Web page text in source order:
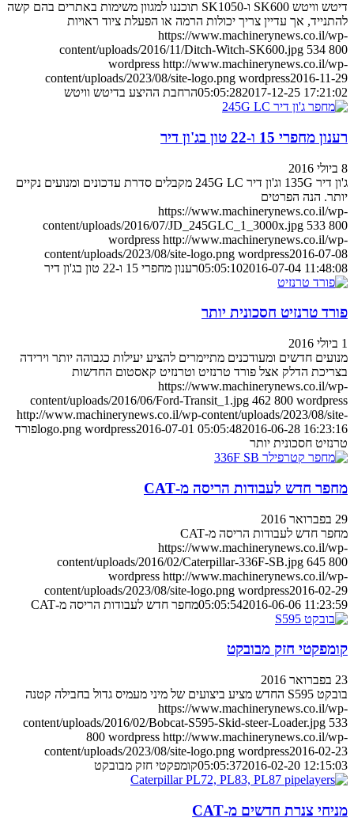
דיטש וויטש SK600 ו-SK1050 תוכננו למגוון משימות באתרים בהם קשה
להתנייד, אך עדיין צריך יכולות הרמה או הפעלת ציוד ראויות
https://www.machinerynews.co.il/wp-
content/uploads/2016/11/Ditch-Witch-SK600.jpg 534 800
wordpress http://www.machinerynews.co.il/wp-
content/uploads/2023/08/site-logo.png wordpress2016-11-29
05:05:282017-12-25 17:21:02 הרחבת ההיצע בדיטש וויטש
רענון מחפרי 15 ו-22 טון בג'ון דיר
8 ביולי 2016
ג'ון דיר 135G וג'ון דיר 245G LC מקבלים סדרת עדכונים ומנועים נקיים
יותר. הנה הפרטים
https://www.machinerynews.co.il/wp-
content/uploads/2016/07/JD_245GLC_1_3000x.jpg 533 800
wordpress http://www.machinerynews.co.il/wp-
content/uploads/2023/08/site-logo.png wordpress2016-07-08
05:05:102016-07-04 11:48:08 רענון מחפרי 15 ו-22 טון בג'ון דיר
פורד טרנזיט חסכונית יותר
1 ביולי 2016
מנועים חדשים ומעודכנים מתיימרים להציע יעילות כגבוהה יותר וירידה
בצריכת הדלק אצל פורד טרנזיט וטרנזיט קאסטום החדשות
https://www.machinerynews.co.il/wp-
content/uploads/2016/06/Ford-Transit_1.jpg 462 800 wordpress
http://www.machinerynews.co.il/wp-content/uploads/2023/08/site-
logo.png wordpress2016-07-01 05:05:482016-06-28 16:23:16
פורד
טרנזיט חסכונית יותר
מחפר חדש לעבודות הריסה מ-CAT
29 בפברואר 2016
מחפר חדש לעבודות הריסה מ-CAT
https://www.machinerynews.co.il/wp-
content/uploads/2016/02/Caterpillar-336F-SB.jpg 645 800
wordpress http://www.machinerynews.co.il/wp-
content/uploads/2023/08/site-logo.png wordpress2016-02-29
05:05:542016-06-06 11:23:59 מחפר חדש לעבודות הריסה מ-CAT
קומפקטי חזק מבובקט
23 בפברואר 2016
בובקט S595 החדש מציע ביצועים של מיני מעמיס גדול בחבילה קטנה
https://www.machinerynews.co.il/wp-
content/uploads/2016/02/Bobcat-S595-Skid-steer-Loader.jpg 533
800 wordpress http://www.machinerynews.co.il/wp-
content/uploads/2023/08/site-logo.png wordpress2016-02-23
05:05:372016-02-20 12:15:03 קומפקטי חזק מבובקט
מניחי צנרת חדשים מ-CAT